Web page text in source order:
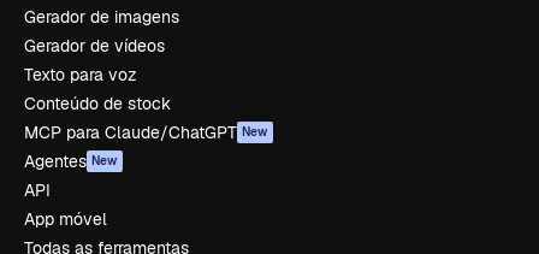
Gerador de imagens
Gerador de vídeos
Texto para voz
Conteúdo de stock
MCP para Claude/ChatGPT New
Agentes New
API
App móvel
Todas as ferramentas